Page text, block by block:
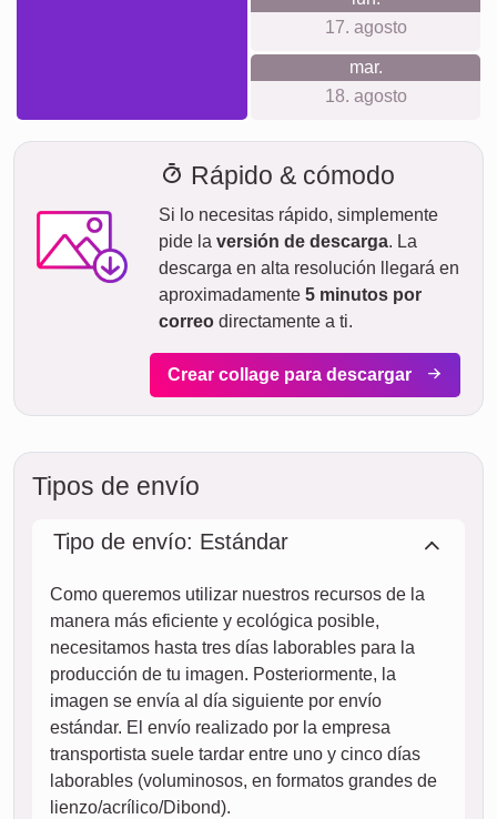
Tiempo de envío y vista previa de
entrega
No queremos hacer falsas promesas de entrega. Con
momento cuándo se entregará tu producto si realizas el
llegar en dos días laborables por un costo adicional (si el
pedido se realiza antes de las 8 de la mañana). Pero
material, estará en camino hacia ti en pocos días.
Todo tu envío está completamente asegurado contra daños
durante el transporte o pérdida.
HOY
vie.
07. agosto
sáb.
08. agosto